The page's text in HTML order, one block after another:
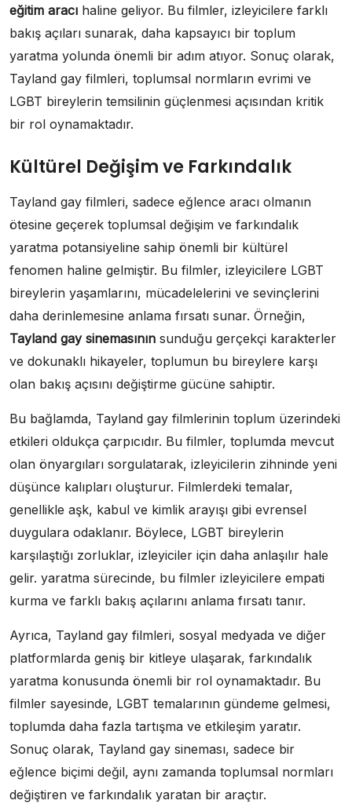
eğitim aracı haline geliyor. Bu filmler, izleyicilere farklı
bakış açıları sunarak, daha kapsayıcı bir toplum
yaratma yolunda önemli bir adım atıyor. Sonuç olarak,
Tayland gay filmleri, toplumsal normların evrimi ve
LGBT bireylerin temsilinin güçlenmesi açısından kritik
bir rol oynamaktadır.
Kültürel Değişim ve Farkındalık
Tayland gay filmleri, sadece eğlence aracı olmanın
ötesine geçerek toplumsal değişim ve farkındalık
yaratma potansiyeline sahip önemli bir kültürel
fenomen haline gelmiştir. Bu filmler, izleyicilere LGBT
bireylerin yaşamlarını, mücadelelerini ve sevinçlerini
daha derinlemesine anlama fırsatı sunar. Örneğin,
Tayland gay sinemasının sunduğu gerçekçi karakterler
ve dokunaklı hikayeler, toplumun bu bireylere karşı
olan bakış açısını değiştirme gücüne sahiptir.
Bu bağlamda, Tayland gay filmlerinin toplum üzerindeki
etkileri oldukça çarpıcıdır. Bu filmler, toplumda mevcut
olan önyargıları sorgulatarak, izleyicilerin zihninde yeni
düşünce kalıpları oluşturur. Filmlerdeki temalar,
genellikle aşk, kabul ve kimlik arayışı gibi evrensel
duygulara odaklanır. Böylece, LGBT bireylerin
karşılaştığı zorluklar, izleyiciler için daha anlaşılır hale
gelir. yaratma sürecinde, bu filmler izleyicilere empati
kurma ve farklı bakış açılarını anlama fırsatı tanır.
Ayrıca, Tayland gay filmleri, sosyal medyada ve diğer
platformlarda geniş bir kitleye ulaşarak, farkındalık
yaratma konusunda önemli bir rol oynamaktadır. Bu
filmler sayesinde, LGBT temalarının gündeme gelmesi,
toplumda daha fazla tartışma ve etkileşim yaratır.
Sonuç olarak, Tayland gay sineması, sadece bir
eğlence biçimi değil, aynı zamanda toplumsal normları
değiştiren ve farkındalık yaratan bir araçtır.